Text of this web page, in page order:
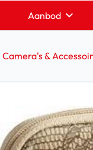
Aanbod
Camera's &